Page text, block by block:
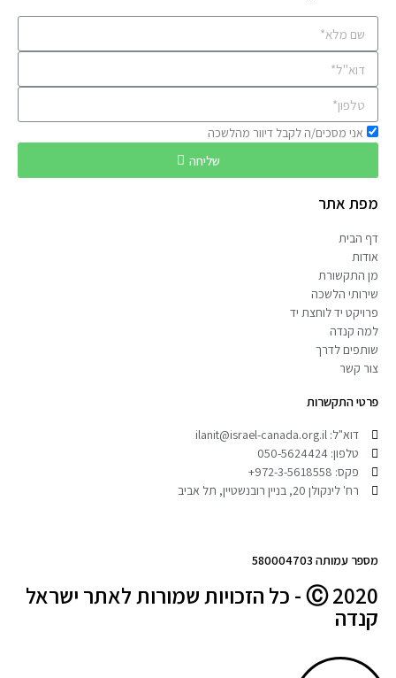
אני מסכים/ה לקבל דיוור מהלשכה
שליחה
מפת אתר
דף הבית
אודות
מן התקשורת
שירותי הלשכה
פרויקט יד לוחצת יד
למה קנדה
שותפים לדרך
צור קשר
פרטי התקשרות
דוא"ל: ilanit@israel-canada.org.il
טלפון: 050-5624424
פקס: 972-3-5618558+
רח' לינקולן 20, בניין רובנשטיין, תל אביב
מספר עמותה 580004703
Ⓒ 2020 - כל הזכויות שמורות לאתר ישראל
קנדה